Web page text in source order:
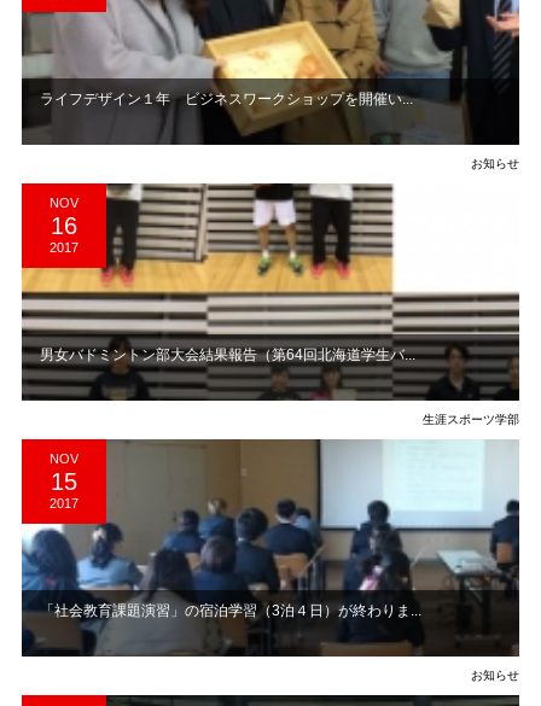
ライフデザイン１年 ビジネスワークショップを開催い...
お知らせ
NOV
16
2017
男女バドミントン部大会結果報告（第64回北海道学生バ...
生涯スポーツ学部
NOV
15
2017
「社会教育課題演習」の宿泊学習（3泊４日）が終わりま...
お知らせ